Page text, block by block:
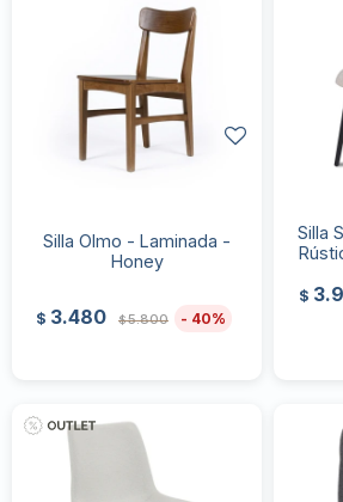
Silla Olmo - Laminada -
Honey
$ 3.480 $5.800 40
Silla
$